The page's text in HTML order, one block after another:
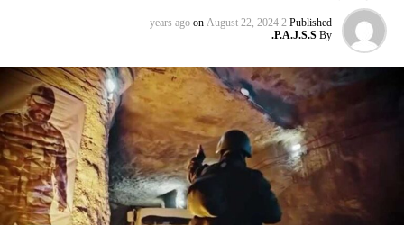
Published
2 years ago
on August 22, 2024
By
P.A.J.S.S.